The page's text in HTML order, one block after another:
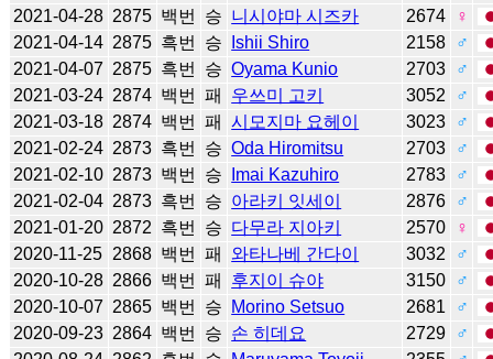
2021-04-28 2875 백번 승 니시야마 시즈카 2674
♀
2021-04-14 2875 흑번 승 Ishii Shiro 2158
♂
2021-04-07 2875 흑번 승 Oyama Kunio 2703
♂
2021-03-24 2874 백번 패 우쓰미 고키 3052
♂
2021-03-18 2874 백번 패 시모지마 요헤이 3023
♂
2021-02-24 2873 흑번 승 Oda Hiromitsu 2703
♂
2021-02-10 2873 백번 승 Imai Kazuhiro 2783
♂
2021-02-04 2873 흑번 승 아라키 잇세이 2876
♂
2021-01-20 2872 흑번 승 다무라 지아키 2570
♀
2020-11-25 2868 백번 패 와타나베 간다이 3032
♂
2020-10-28 2866 백번 패 후지이 슈야 3150
♂
2020-10-07 2865 백번 승 Morino Setsuo 2681
♂
2020-09-23 2864 백번 승 손 히데요 2729
♂